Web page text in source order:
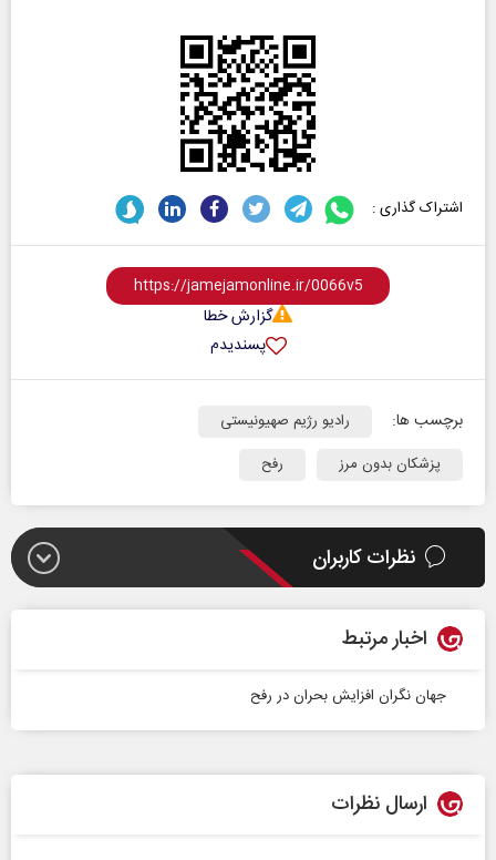
اشتراک گذاری :
گزارش خطا
پسندیدم
برچسب ها:
رادیو رژیم صهیونیستی
پزشکان بدون مرز
رفح
نظرات کاربران
اخبار مرتبط
جهان نگران افزایش بحران در رفح
ارسال نظرات